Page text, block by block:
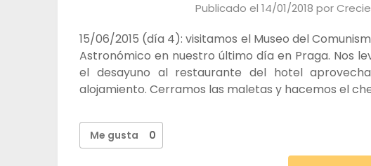
Publicado el 14/01/2018 por
15/06/2015 (día 4): visitamos el Museo del
Astronómico en nuestro último día en Praga. Nos
el desayuno al restaurante del hotel
alojamiento. Cerramos las maletas y hacemos el
Me gusta 0